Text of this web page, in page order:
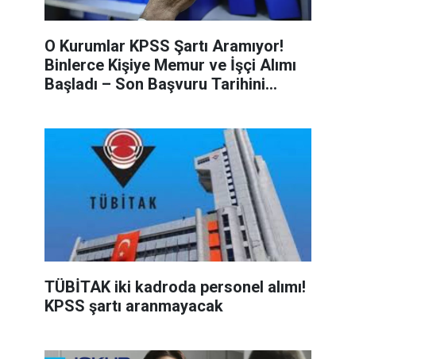
O Kurumlar KPSS Şartı Aramıyor!
Binlerce Kişiye Memur ve İşçi Alımı
Başladı – Son Başvuru Tarihini
TÜBİTAK iki kadroda personel alımı!
KPSS şartı aranmayacak